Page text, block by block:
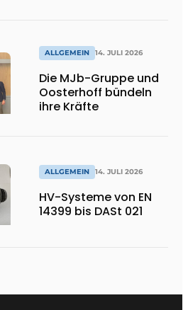
ALLGEMEIN 14. JULI 2026
Die MJb-Gruppe und
Oosterhoff bündeln
ihre Kräfte
ALLGEMEIN 14. JULI 2026
HV-Systeme von EN
14399 bis DASt 021